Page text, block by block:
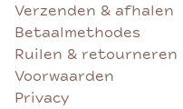
Verzenden & afhalen
Betaalmethodes
Ruilen & retourneren
Voorwaarden
Privacy